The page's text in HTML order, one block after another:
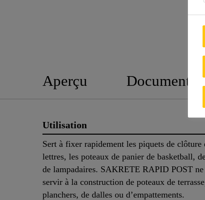
Aperçu Documents
Utilisation
Sert à fixer rapidement les piquets de clôture
lettres, les poteaux de panier de basketball,
de lampadaires. SAKRETE RAPID POST
servir à la construction de poteaux de
planchers, de dalles ou d’empattements.